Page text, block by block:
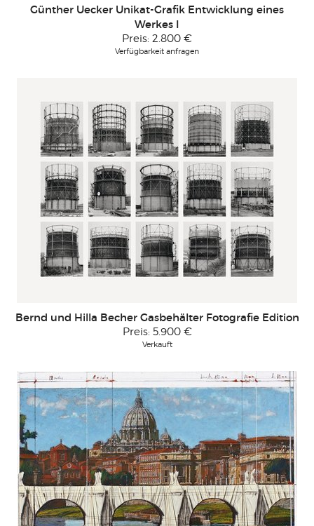
Günther Uecker Unikat-Grafik Entwicklung eines
Werkes I
Preis: 2.800 €
Verfügbarkeit anfragen
Bernd und Hilla Becher Gasbehälter Fotografie Edition
Preis: 5.900 €
Verkauft